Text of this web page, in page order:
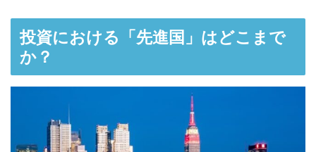
投資における「先進国」はどこまで
か？